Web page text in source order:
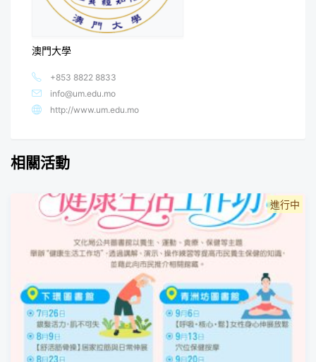
澳門大學
+853 8822 8833
info@um.edu.mo
http://www.um.edu.mo
相關活動
進行中